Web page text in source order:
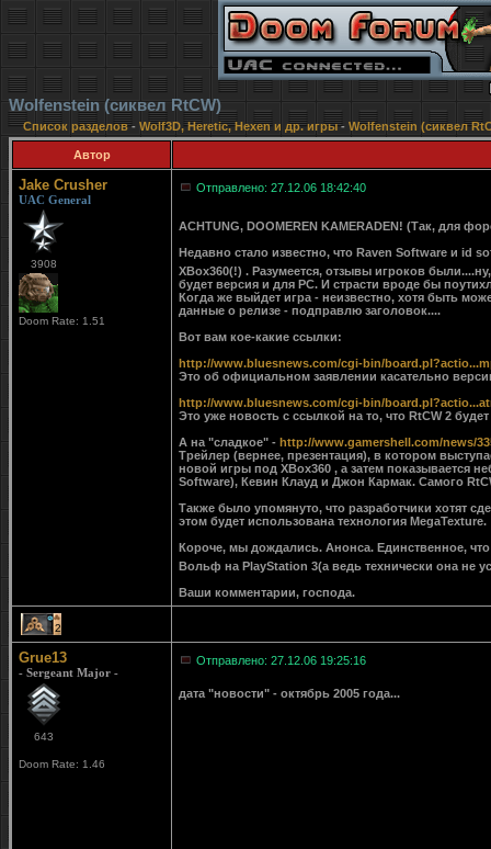
Wolfenstein (сиквел RtCW)
Список разделов- Wolf3D, Heretic, Hexen и др. игры- Wolfenstein (сиквел
Автор
Jake Crusher
UAC General
3908
Doom Rate: 1.51
Отправлено: 27.12.06 18:42:40
ACHTUNG, DOOMEREN KAMERADEN! (Так, для
Недавно стало известно, что Raven Software и id
XBox360(!) . Разумеется, отзывы игроков
будет версия и для PC. И страсти вроде бы
Когда же выйдет игра - неизвестно, хотя быть
данные о релизе - подправлю заголовок....
Вот вам кое-какие ссылки:
http://www.bluesnews.com/cgi-bin/
Это об официальном заявлении касательно
http://www.bluesnews.com/cgi-bin/
Это уже новость с ссылкой на то, что RtCW 2 будет
А на "сладкое" - http://www.gamershell.com/news/
Трейлер (вернее, презентация), в котором
новой игры под XBox360 , а затем показывается
Software), Кевин Клауд и Джон Кармак. Самого
Также было упомянуто, что разработчики хотят
этом будет использована технология MegaTexture.
Короче, мы дождались. Анонса. Единственное,
Вольф на PlayStation 3(а ведь технически она не
Ваши комментарии, господа.
2
Grue13
- Sergeant Major -
643
Doom Rate: 1.46
Отправлено: 27.12.06 19:25:16
дата "новости" - октябрь 2005 года...